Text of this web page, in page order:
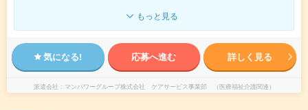
もっと見る
気になる! 応募へ進む 詳しく見る
派遣会社 マンパワーグループ株式会社 ケアサービス事業部 （医療福祉介護関連）